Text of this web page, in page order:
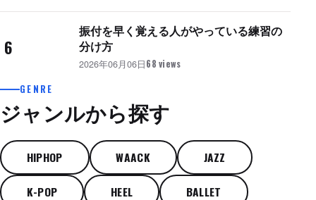
6
振付を早く覚える人がやっている練習の
分け方
2026年06月06日68 views
GENRE
ジャンルから探す
HIPHOP WAACK JAZZ
K-POP HEEL BALLET